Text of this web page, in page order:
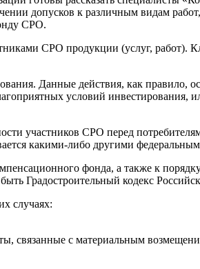
допусков к различным видам работ,
СРО.
СРО продукции (услуг, работ).
Данные действия, как правило,
условий инвестирования,
участников СРО перед
какими-либо другими
фонда, а также к
Градостроительный кодекс
случаях:
связанные с материальным